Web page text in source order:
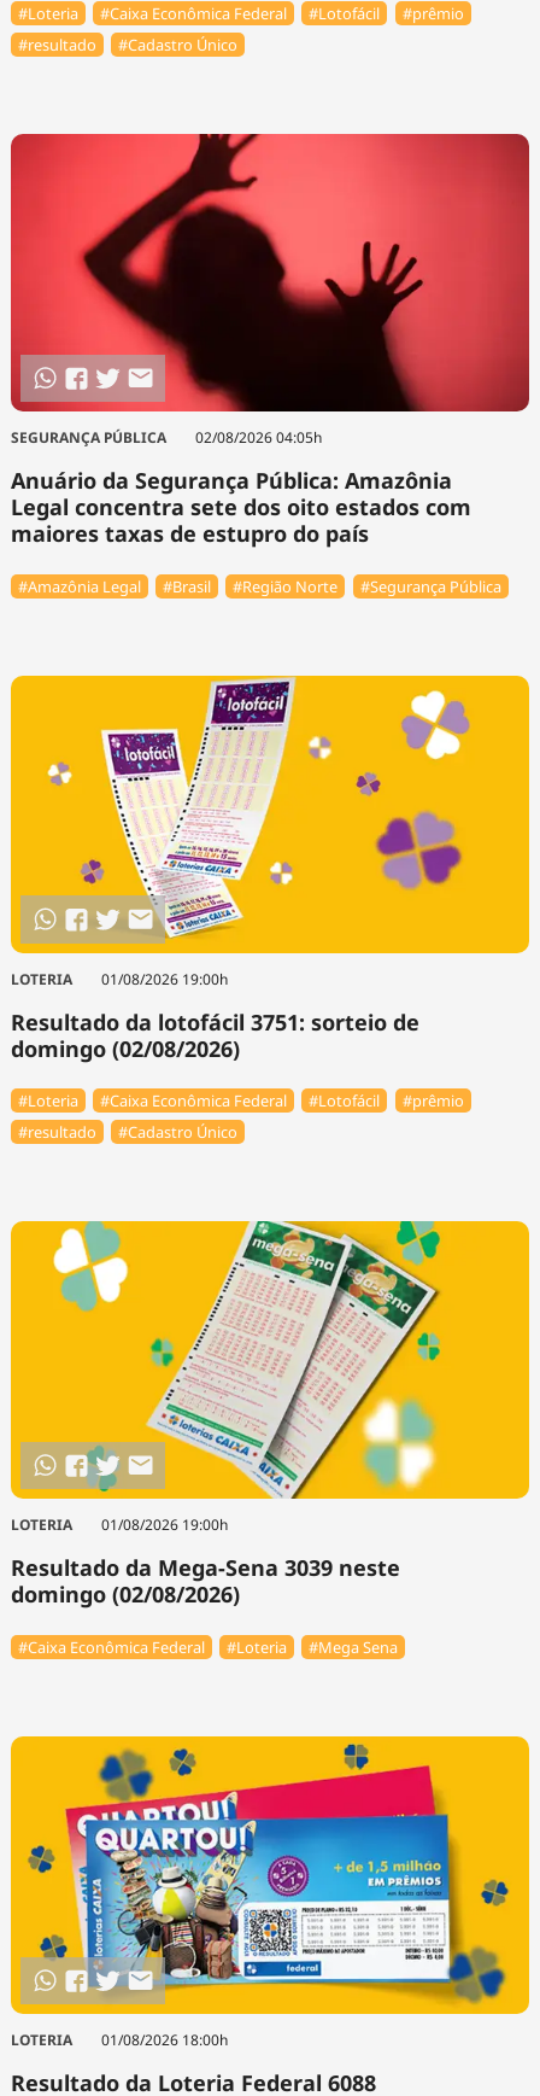
#Loteria #Caixa Econômica Federal #Lotofácil
#prêmio
#resultado
#Cadastro Único
SEGURANÇA PÚBLICA 02/08/2026 04:05h
Anuário da Segurança Pública: Amazônia
Legal concentra sete dos oito estados com
maiores taxas de estupro do país
#Amazônia Legal #Brasil #Região Norte #Segurança Pública
LOTERIA 01/08/2026 19:00h
Resultado da lotofácil 3751: sorteio de
domingo (02/08/2026)
#Loteria #Caixa Econômica Federal #Lotofácil
#prêmio
#resultado
#Cadastro Único
LOTERIA 01/08/2026 19:00h
Resultado da Mega-Sena 3039 neste
domingo (02/08/2026)
#Caixa Econômica Federal #Loteria #Mega Sena
LOTERIA 01/08/2026 18:00h
Resultado da Loteria Federal 6088